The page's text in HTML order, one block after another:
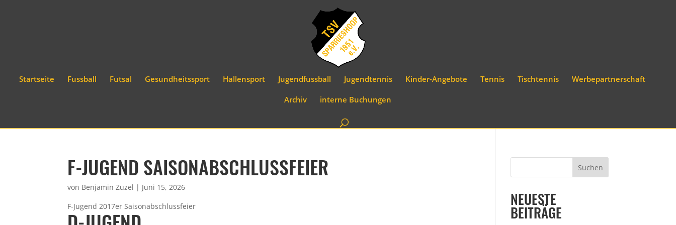
Startseite Fussball Futsal Gesundheitssport Hallensport Jugendfussball Jugendtennis Kinder-Angebote Tennis Tischtennis Werbepartnerschaft
Archiv interne Buchungen
F-JUGEND SAISONABSCHLUSSFEIER
von Benjamin Zuzel | Juni 15, 2026
F-Jugend 2017er Saisonabschlussfeier
NEUESTE
BEITRÄGE